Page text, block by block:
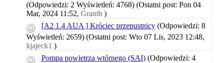
(Odpowiedzi: 2 Wyświetleń: 4768) (Ostatni post: Pon 04
Mar, 2024 11:52, Granth )
[A2 1.4 AUA ] Króciec przepustnicy (Odpowiedzi: 8
Wyświetleń: 2659) (Ostatni post: Wto 07 Lis, 2023 12:48,
kjajeck1 )
Pompa powietrza wtórnego (SAI) (Odpowiedzi: 4